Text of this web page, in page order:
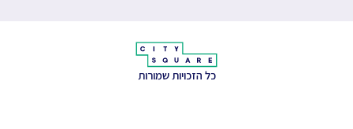
כל הזכויות שמורות